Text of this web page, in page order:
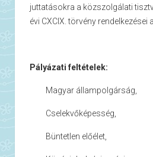
juttatásokra a közszolgálati
évi CXCIX. törvény rendelkezései
Pályázati feltételek:
 Magyar állampolgárság,
 Cselekvőképesség,
 Büntetlen előélet,